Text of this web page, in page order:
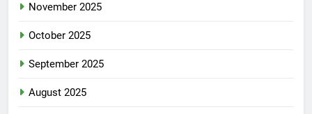
November 2025
October 2025
September 2025
August 2025